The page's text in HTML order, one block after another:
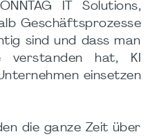
IT Solutions,
Geschäftsprozesse
sind und dass man
verstanden hat, KI
einsetzen
die ganze Zeit über